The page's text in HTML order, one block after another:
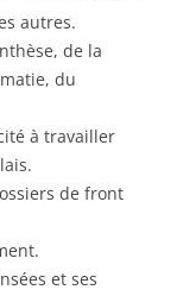
autres.
de la
du
à travailler
de front
et ses